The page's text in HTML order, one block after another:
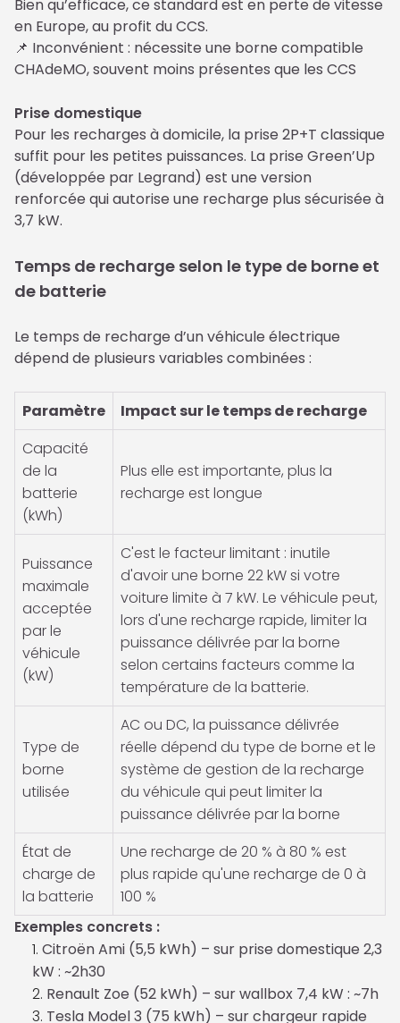
Bien qu’efficace, ce standard est en perte de vitesse
en Europe, au profit du CCS.
📌 Inconvénient : nécessite une borne compatible
CHAdeMO, souvent moins présentes que les CCS
Prise domestique
Pour les recharges à domicile, la prise 2P+T classique
suffit pour les petites puissances. La prise Green’Up
(développée par Legrand) est une version
renforcée qui autorise une recharge plus sécurisée à
3,7 kW.
Temps de recharge selon le type de borne et
de batterie
Le temps de recharge d’un véhicule électrique
dépend de plusieurs variables combinées :
Paramètre
Impact sur le temps de recharge
Capacité
de la
batterie
(kWh)
Plus elle est importante, plus la
recharge est longue
Puissance
maximale
acceptée
par le
véhicule
(kW)
C'est le facteur limitant : inutile
d'avoir une borne 22 kW si votre
voiture limite à 7 kW. Le véhicule peut,
lors d'une recharge rapide, limiter la
puissance délivrée par la borne
selon certains facteurs comme la
température de la batterie.
Type de
borne
utilisée
AC ou DC, la puissance délivrée
réelle dépend du type de borne et le
système de gestion de la recharge
du véhicule qui peut limiter la
puissance délivrée par la borne
État de
charge de
la batterie
Une recharge de 20 % à 80 % est
plus rapide qu'une recharge de 0 à
100 %
Exemples concrets :
Citroën Ami (5,5 kWh) – sur prise domestique 2,3
kW : ~2h30
Renault Zoe (52 kWh) – sur wallbox 7,4 kW : ~7h
Tesla Model 3 (75 kWh) – sur chargeur rapide